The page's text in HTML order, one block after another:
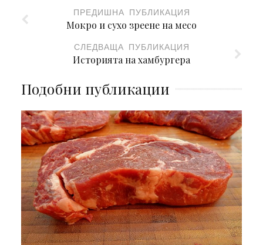
ПРЕДИШНА ПУБЛИКАЦИЯ
Мокро и сухо зреене на месо
СЛЕДВАЩА ПУБЛИКАЦИЯ
Историята на хамбургера
Подобни публикации